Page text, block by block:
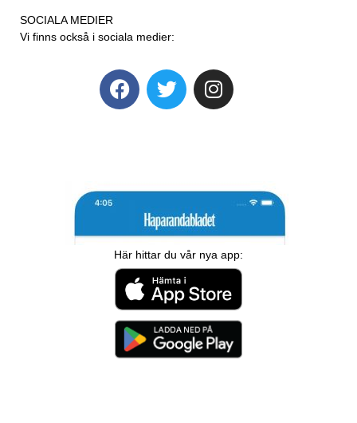
SOCIALA MEDIER
Vi finns också i sociala medier:
Här hittar du vår nya app: